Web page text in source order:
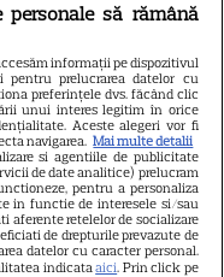
femei
să rămână
informații pe dispozitivul
prelucrarea datelor cu
preferințele dvs. făcând clic
unui interes legitim în orice
Aceste alegeri vor fi
navigarea. Mai multe detalii
si agentiile de publicitate
de date analitice) prelucram
pentru a personaliza
in functie de interesele si/sau
aferente retelelor de socializare
de drepturile prevazute de
datelor cu caracter personal.
indicataaici. Prin click pe